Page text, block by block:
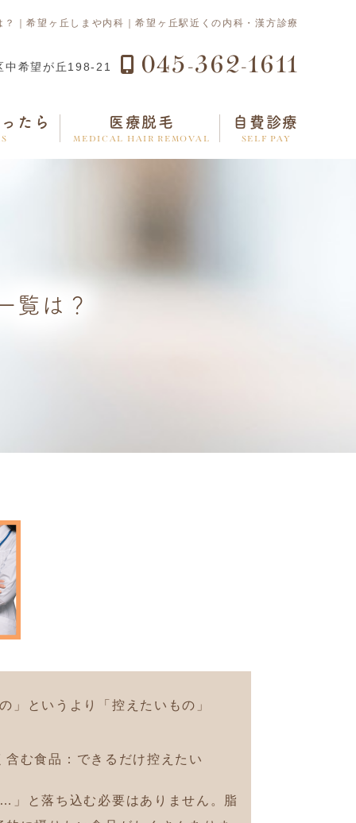
｜希望ヶ丘しまや内科｜希望ヶ丘駅近くの内科・漢方診療
中希望が丘198-21 045-362-1611
たら 医療脱毛
MEDICAL HAIR REMOVAL
自費診療
SELF PAY
覧は？
」というより「控えたいもの」
含む食品：できるだけ控えたい
」と落ち込む必要はありません。脂